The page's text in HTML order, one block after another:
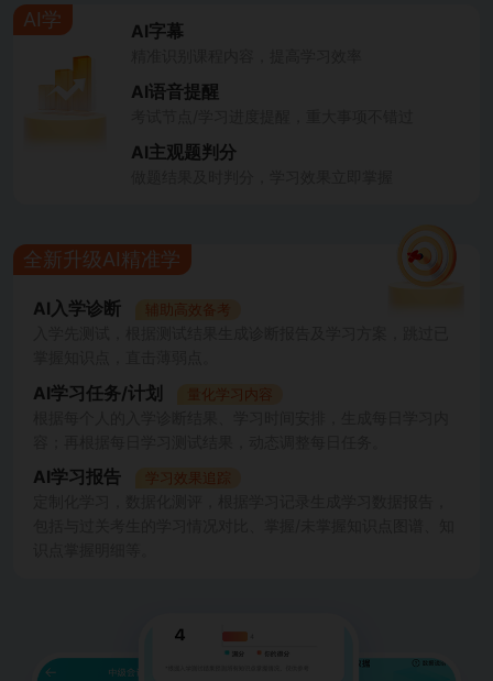
AI学
AI字幕
AI语音提醒
AI主观题判分
全新升级AI精准学
AI入学诊断 辅助高效备考
AI学习任务/计划 量化学习内容
AI学习报告 学习效果追踪